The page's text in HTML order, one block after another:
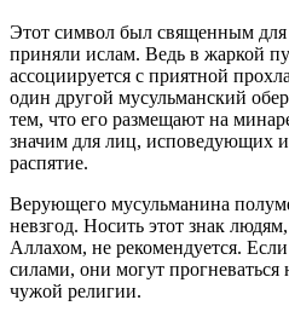
Этот символ был священным для
приняли ислам. Ведь в жаркой
ассоциируется с приятной
один другой мусульманский
тем, что его размещают на
значим для лиц, исповедующих
распятие.
Верующего мусульманина
невзгод. Носить этот знак
Аллахом, не рекомендуется.
силами, они могут
чужой религии.